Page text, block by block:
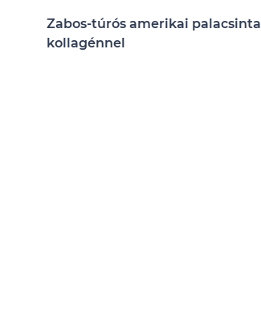
Zabos-túrós amerikai palacsinta
kollagénnel